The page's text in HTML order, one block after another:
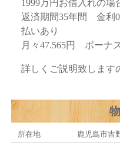
1999万円お借入れの場
返済期間35年間 金
払いあり
月々47.565円 ボーナ
詳しくご説明致します
所在地
鹿児島市吉